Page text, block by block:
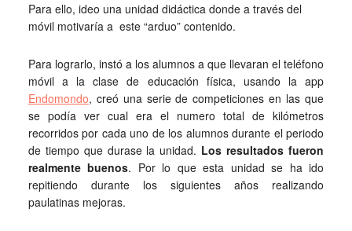
Para ello, ideo una unidad didáctica donde a través del
móvil motivaría a este “arduo” contenido.
Para lograrlo, instó a los alumnos a que llevaran el teléfono
móvil a la clase de educación física, usando la app
Endomondo, creó una serie de competiciones en las que
se podía ver cual era el numero total de kilómetros
recorridos por cada uno de los alumnos durante el periodo
de tiempo que durase la unidad. Los resultados fueron
realmente buenos. Por lo que esta unidad se ha ido
repitiendo durante los siguientes años realizando
paulatinas mejoras.